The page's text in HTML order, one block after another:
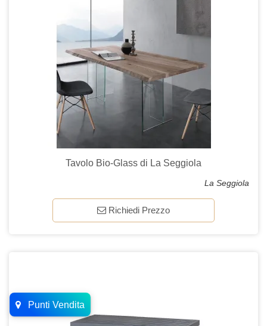
Tavolo Bio-Glass di La Seggiola
La Seggiola
Richiedi Prezzo
Punti Vendita